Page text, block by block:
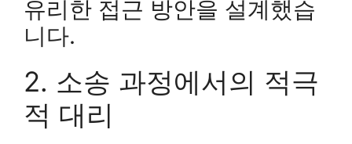
유리한 접근 방안을 설계했습
니다.
2. 소송 과정에서의 적극
적 대리